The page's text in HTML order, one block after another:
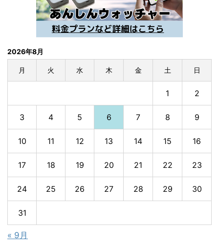
2026年8月
月 火 水 木 金 土 日
1 2
3 4 5 6 7 8 9
10 11 12 13 14 15 16
17 18 19 20 21 22 23
24 25 26 27 28 29 30
31
« 9月